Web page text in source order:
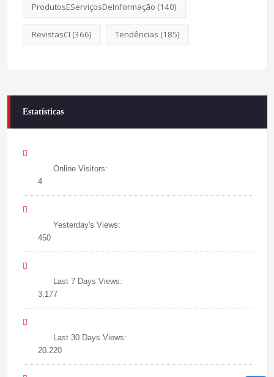
ProdutosEServiçosDeInformação (140)
RevistasCI (366) Tendências (185)
Estatísticas
Online Visitors:
4
Yesterday's Views:
450
Last 7 Days Views:
3.177
Last 30 Days Views:
20.220